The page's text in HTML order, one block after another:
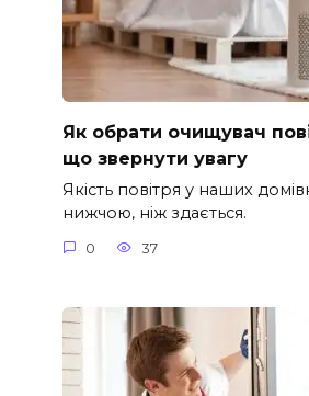
Як обрати очищувач
що звернути увагу
Якість повітря у наших
нижчою, ніж здається.
0 37